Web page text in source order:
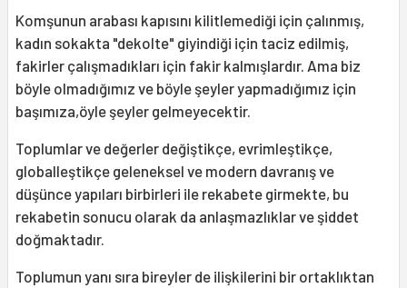
Komşunun arabası kapısını kilitlemediği için çalınmış,
kadın sokakta "dekolte" giyindiği için taciz edilmiş,
fakirler çalışmadıkları için fakir kalmışlardır. Ama biz
böyle olmadığımız ve böyle şeyler yapmadığımız için
başımıza,öyle şeyler gelmeyecektir.
Toplumlar ve değerler değiştikçe, evrimleştikçe,
globalleştikçe geleneksel ve modern davranış ve
düşünce yapıları birbirleri ile rekabete girmekte, bu
rekabetin sonucu olarak da anlaşmazlıklar ve şiddet
doğmaktadır.
Toplumun yanı sıra bireyler de ilişkilerini bir ortaklıktan